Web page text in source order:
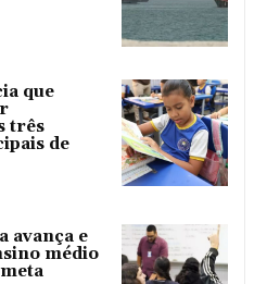
que
três
de
avança e
médio